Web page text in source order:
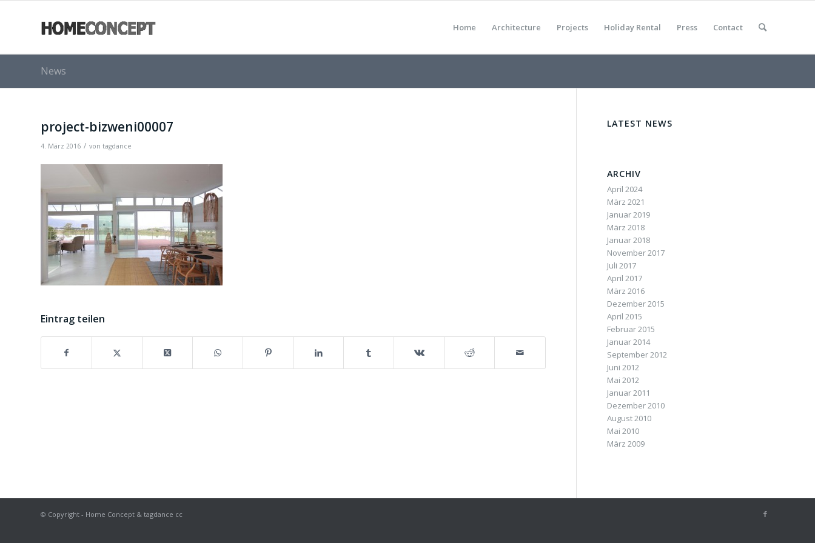
Home Architecture Projects Holiday Rental Press Contact
News
project-bizweni00007
4. März 2016 / von tagdance
Eintrag teilen
LATEST NEWS
ARCHIV
April 2024
März 2021
Januar 2019
März 2018
Januar 2018
November 2017
Juli 2017
April 2017
März 2016
Dezember 2015
April 2015
Februar 2015
Januar 2014
September 2012
Juni 2012
Mai 2012
Januar 2011
Dezember 2010
August 2010
Mai 2010
März 2009
© Copyright - Home Concept & tagdance cc